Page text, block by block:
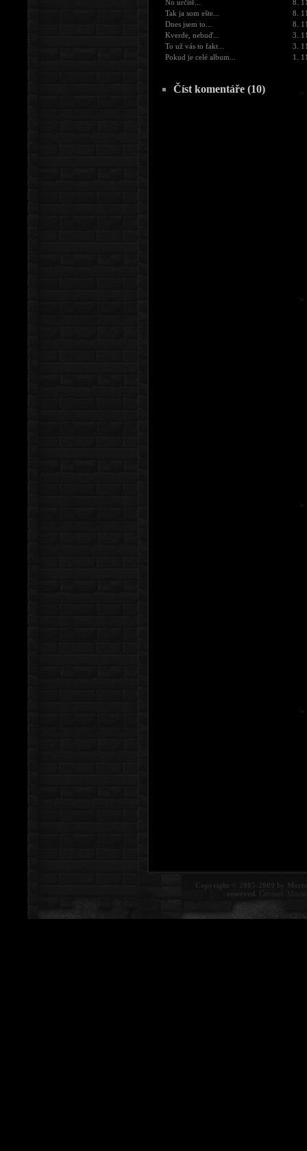
No určitě...
8.
Tak ja som ešte...
8.
Dnes jsem to...
8.
Kverde, nebuď...
3.
To už vás to fakt...
3.
Pokud je celé album...
1.
Číst komentáře (10)
Copyright © 2005-2009 by
reserved. Contact: